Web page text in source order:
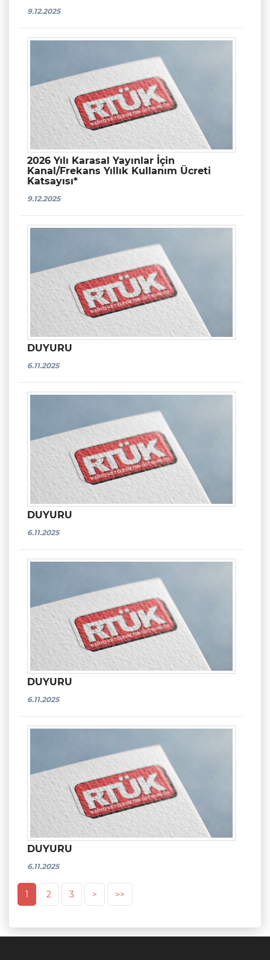
9.12.2025
2026 Yılı Karasal Yayınlar İçin
Kanal/Frekans Yıllık Kullanım Ücreti
Katsayısı*
9.12.2025
DUYURU
6.11.2025
DUYURU
6.11.2025
DUYURU
6.11.2025
DUYURU
6.11.2025
1 2 3 > >>